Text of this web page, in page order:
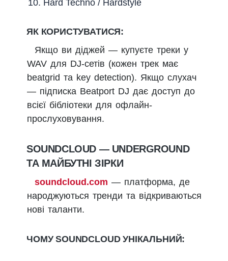
Hard Techno / Hardstyle
ЯК КОРИСТУВАТИСЯ:
Якщо ви діджей — купуєте треки у
WAV для DJ-сетів (кожен трек має
beatgrid та key detection). Якщо слухач
— підписка Beatport DJ дає доступ до
всієї бібліотеки для офлайн-
прослуховування.
SOUNDCLOUD — UNDERGROUND
ТА МАЙБУТНІ ЗІРКИ
soundcloud.com — платформа, де
народжуються тренди та відкриваються
нові таланти.
ЧОМУ SOUNDCLOUD УНІКАЛЬНИЙ: